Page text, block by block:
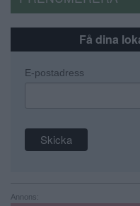
Få dina
E-postadress
Annons: